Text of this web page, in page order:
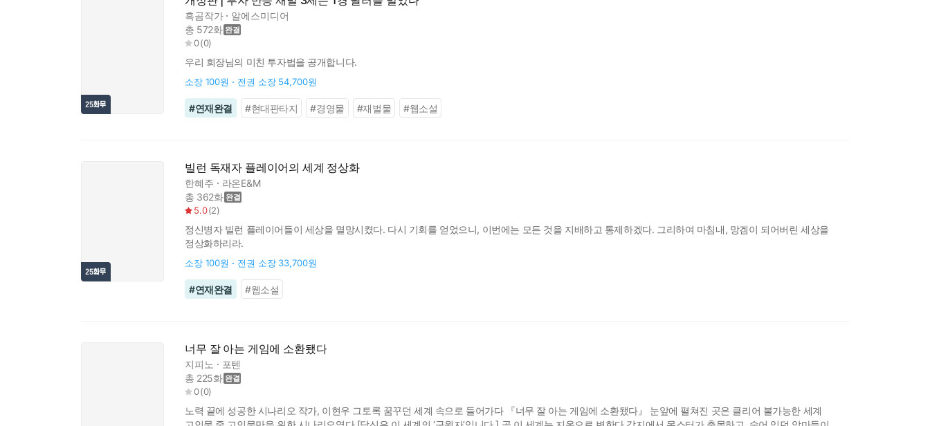
흑곰작가
알에스미디어
총 572화
0(0)
우리 회장님의 미친 투자법을 공개합니다.
소장 100원 전권 소장 54,700원
#연재완결 #현대판타지 #경영물 #재벌물 #웹소설
빌런 독재자 플레이어의 세계 정상화
한혜주
라온E&M
총 362화
5.0(2)
정신병자 빌런 플레이어들이 세상을 멸망시켰다. 다시 기회를 얻었으니, 이번에는 모든 것을 지배하고 통제하겠다. 그리하여 마침내, 망겜이 되어버린 세상을
정상화하리라.
소장 100원 전권 소장 33,700원
#연재완결 #웹소설
너무 잘 아는 게임에 소환됐다
지피노
포텐
총 225화
0(0)
노력 끝에 성공한 시나리오 작가, 이현우 그토록 꿈꾸던 세계 속으로 들어가다 『너무 잘 아는 게임에 소환됐다』 눈앞에 펼쳐진 곳은 클리어 불가능한 세계